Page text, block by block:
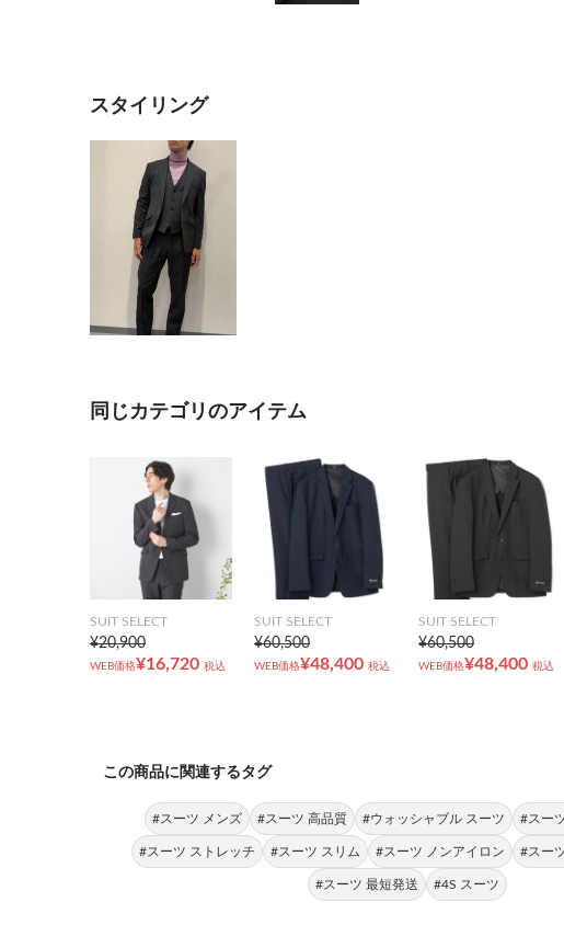
スタイリング
同じカテゴリのアイテム
SUIT SELECT
¥20,900
WEB価格¥16,720 税込
SUIT SELECT
¥60,500
WEB価格¥48,400 税込
SUIT SELECT
¥60,500
WEB価格¥48,400 税込
この商品に関連するタグ
#スーツ メンズ #スーツ 高品質 #ウォッシャブル スーツ #スー
#スーツ ストレッチ #スーツ スリム #スーツ ノンアイロン #スー
#スーツ 最短発送 #4S スーツ